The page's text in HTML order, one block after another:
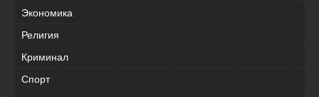
Экономика
Религия
Криминал
Спорт